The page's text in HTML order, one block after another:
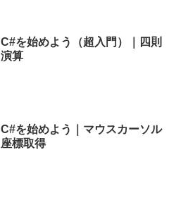
C#を始めよう（超入門）｜四則
演算
C#を始めよう｜マウスカーソル
座標取得